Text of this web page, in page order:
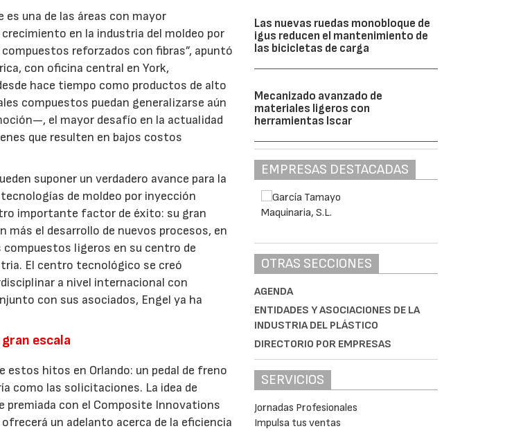
una de las áreas con mayor
en la industria del moldeo por
reforzados con fibras”, apuntó
con oficina central en York,
hace tiempo como productos de alto
compuestos puedan generalizarse aún
el mayor desafío en la actualidad
que resulten en bajos costos
suponer un verdadero avance para la
de moldeo por inyección
importante factor de éxito: su gran
más el desarrollo de nuevos procesos, en
ligeros en su centro de
El centro tecnológico se creó
a nivel internacional con
con sus asociados, Engel ya ha
escala
estos hitos en Orlando: un pedal de freno
como las solicitaciones. La idea de
premiada con el Composite Innovations
un adelanto acerca de la eficiencia
Las nuevas ruedas monobloque de
igus reducen el mantenimiento de
las bicicletas de carga
Mecanizado avanzado de
materiales ligeros con
herramientas Iscar
EMPRESAS DESTACADAS
OTRAS SECCIONES
AGENDA
ENTIDADES Y ASOCIACIONES DE LA
INDUSTRIA DEL PLÁSTICO
DIRECTORIO POR EMPRESAS
SERVICIOS
Jornadas Profesionales
Impulsa tus ventas